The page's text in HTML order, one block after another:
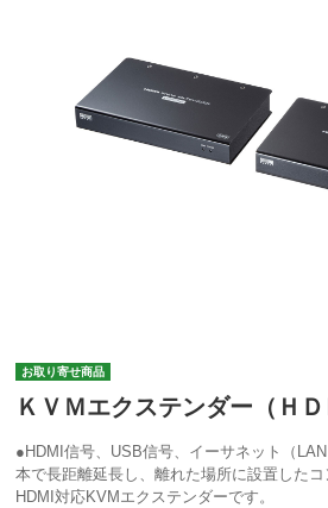
お取り寄せ商品
ＫＶＭエクステンダー（ＨＤ
●HDMI信号、USB信号、イーサネット（
本で長距離延長し、離れた場所に設置した
HDMI対応KVMエクステンダーです。